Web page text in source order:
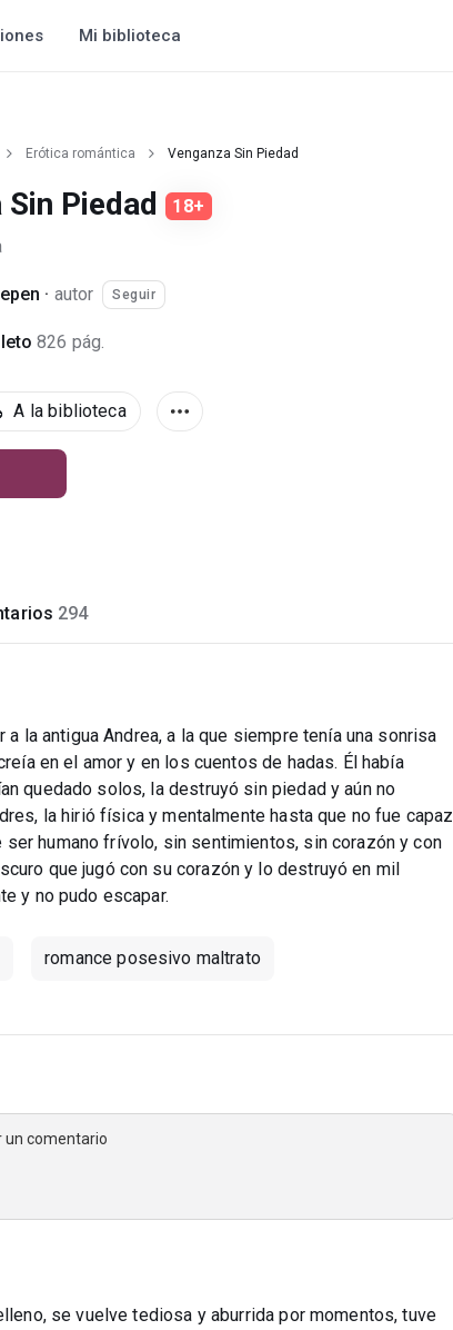
Mi biblioteca
Erótica romántica Venganza Sin Piedad
Sin Piedad
18+
· autor Seguir
826 pág.
A la biblioteca
294
la antigua Andrea, a la que siempre tenía una sonrisa
en el amor y en los cuentos de hadas. Él había
quedado solos, la destruyó sin piedad y aún no
la hirió física y mentalmente hasta que no fue capaz
humano frívolo, sin sentimientos, sin corazón y con
que jugó con su corazón y lo destruyó en mil
y no pudo escapar.
romance posesivo maltrato
un comentario
se vuelve tediosa y aburrida por momentos, tuve